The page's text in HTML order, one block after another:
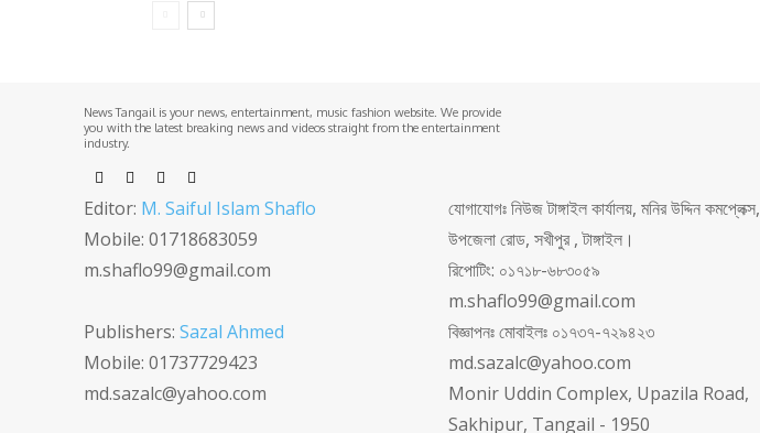
News Tangail is your news, entertainment, music fashion website. We provide
you with the latest breaking news and videos straight from the entertainment
industry.
Editor: M. Saiful Islam Shaflo
Mobile: 01718683059
m.shaflo99@gmail.com
Publishers: Sazal Ahmed
Mobile: 01737729423
md.sazalc@yahoo.com
যোগাযোগঃ নিউজ টাঙ্গাইল কার্যালয়, মনির উদ্দিন কমপ্লেক্স,
উপজেলা রোড, সখীপুর , টাঙ্গাইল।
রিপোটিং: ০১৭১৮-৬৮৩০৫৯
m.shaflo99@gmail.com
বিজ্ঞাপনঃ মোবাইলঃ ০১৭৩৭-৭২৯৪২৩
md.sazalc@yahoo.com
Monir Uddin Complex, Upazila Road,
Sakhipur, Tangail - 1950